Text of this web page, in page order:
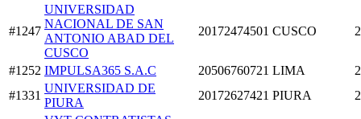
#1247
UNIVERSIDAD
NACIONAL DE SAN
ANTONIO ABAD DEL
CUSCO
20172474501 CUSCO
#1252 IMPULSA365 S.A.C 20506760721 LIMA
#1331
UNIVERSIDAD DE
PIURA
20172627421 PIURA